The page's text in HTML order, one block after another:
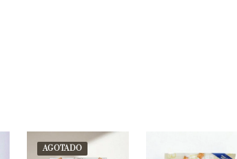
AGOTADO